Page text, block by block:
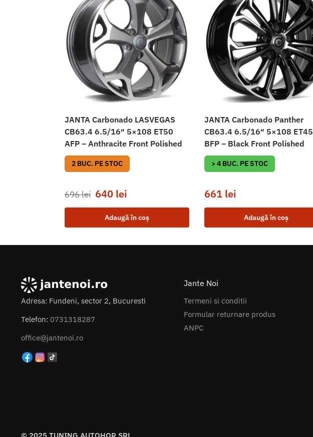
JANTA Carbonado LASVEGAS
CB63.4 6.5/16″ 5×108 ET50
AFP – Anthracite Front Polished
2 BUC. PE STOC
696lei 640 lei
Adaugă în coș
JANTA Carbonado Panther
CB63.4 6.5/16″ 5×108 ET45
BFP – Black Front Polished
> 4 BUC. PE STOC
661 lei
Adaugă în coș
Adresa: Fundeni, sector 2, Bucuresti
Telefon: 0731318287
office@jantenoi.ro
Jante Noi
Termeni si conditii
Formular returnare produs
ANPC